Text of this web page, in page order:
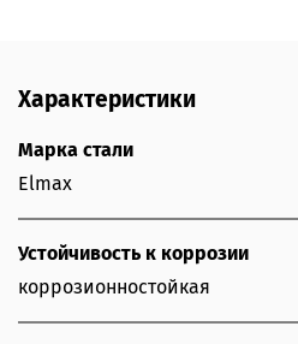
Характеристики
Марка стали
Elmax
Устойчивость к коррозии
коррозионностойкая